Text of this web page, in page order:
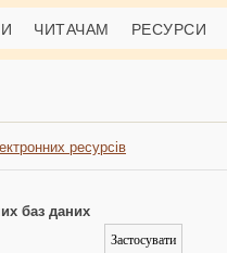
ЧИТАЧАМ РЕСУРСИ
ресурсів
баз даних